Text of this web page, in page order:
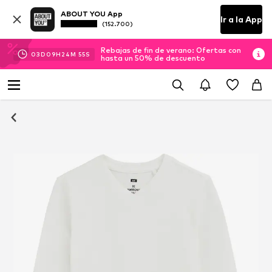
ABOUT YOU App
(152.700) Ir a la App
03D 09H 24M 55S
Rebajas de fin de verano: Ofertas con
hasta un 50% de descuento